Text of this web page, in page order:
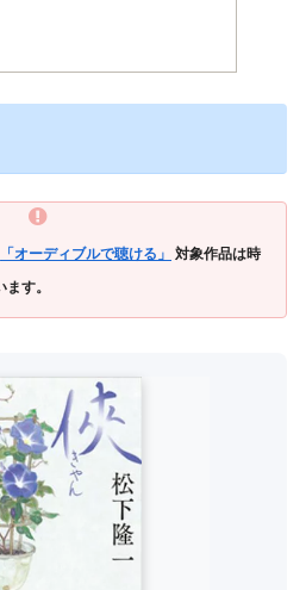
「オーディブルで聴ける」
対象作品は時
す。